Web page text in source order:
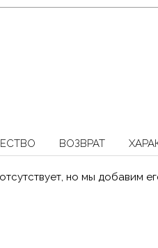
ВОЗВРАТ
но мы добавим